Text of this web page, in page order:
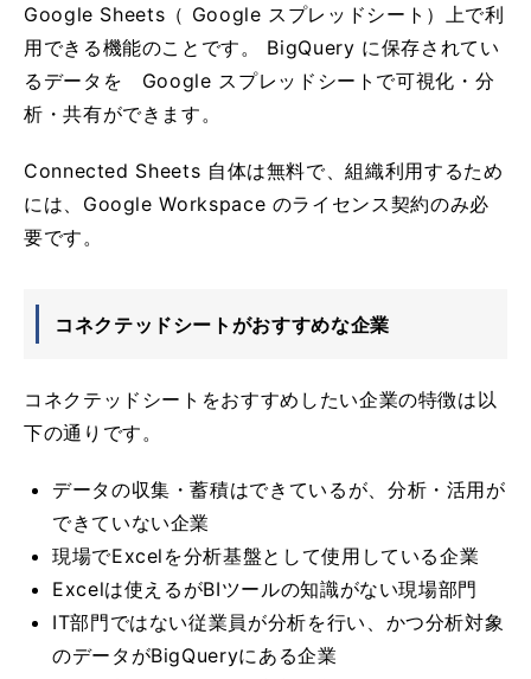
Google Sheets（ Google スプレッドシート）上で利
用できる機能のことです。 BigQuery に保存されてい
るデータを Google スプレッドシートで可視化・分
析・共有ができます。
Connected Sheets 自体は無料で、組織利用するため
には、Google Workspace のライセンス契約のみ必
要です。
コネクテッドシートがおすすめな企業
コネクテッドシートをおすすめしたい企業の特徴は以
下の通りです。
データの収集・蓄積はできているが、分析・活用が
できていない企業
現場でExcelを分析基盤として使用している企業
Excelは使えるがBIツールの知識がない現場部門
IT部門ではない従業員が分析を行い、かつ分析対象
のデータがBigQueryにある企業